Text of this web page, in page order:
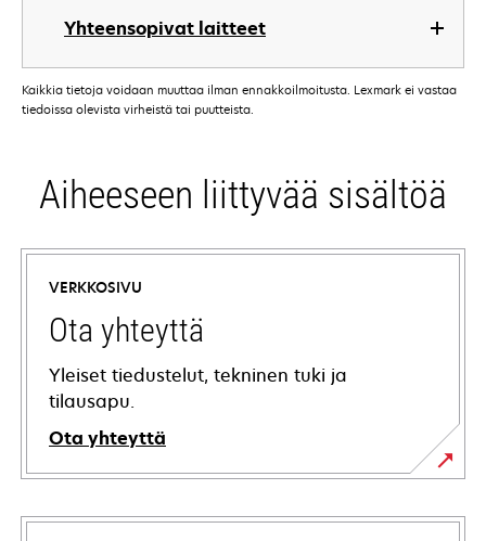
Yhteensopivat laitteet
Kaikkia tietoja voidaan muuttaa ilman ennakkoilmoitusta. Lexmark ei vastaa
tiedoissa olevista virheistä tai puutteista.
Aiheeseen liittyvää sisältöä
VERKKOSIVU
Ota yhteyttä
Yleiset tiedustelut, tekninen tuki ja
tilausapu.
Ota yhteyttä